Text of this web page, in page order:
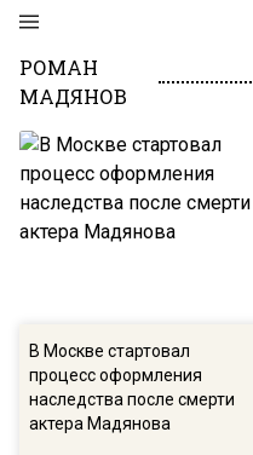
РОМАН
МАДЯНОВ
В Москве стартовал
процесс оформления
наследства после смерти
актера Мадянова